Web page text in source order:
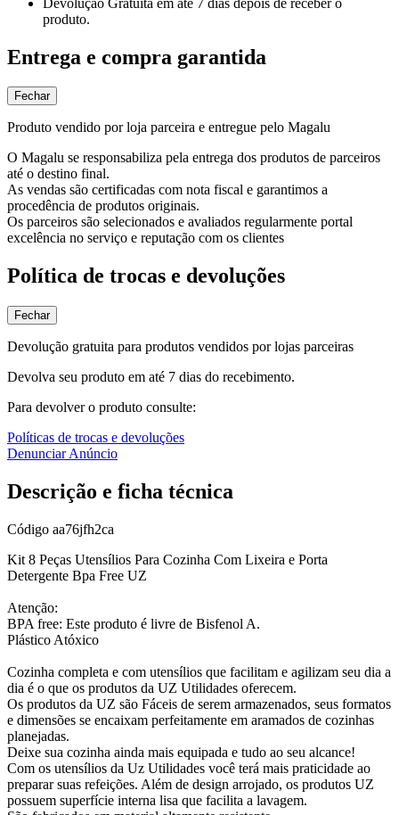
produto.
Entrega e compra garantida
Fechar
Produto vendido por loja parceira e entregue pelo Magalu
O Magalu se responsabiliza pela entrega dos produtos de parceiros
até o destino final.
As vendas são certificadas com nota fiscal e garantimos a
procedência de produtos originais.
Os parceiros são selecionados e avaliados regularmente portal
excelência no serviço e reputação com os clientes
Política de trocas e devoluções
Fechar
Devolução gratuita para produtos vendidos por lojas parceiras
Devolva seu produto em até 7 dias do recebimento.
Para devolver o produto consulte:
Políticas de trocas e devoluções
Denunciar Anúncio
Descrição e ficha técnica
Código aa76jfh2ca
Kit 8 Peças Utensílios Para Cozinha Com Lixeira e Porta
Detergente Bpa Free UZ
Atenção:
BPA free: Este produto é livre de Bisfenol A.
Plástico Atóxico
Cozinha completa e com utensílios que facilitam e agilizam seu dia a
dia é o que os produtos da UZ Utilidades oferecem.
Os produtos da UZ são Fáceis de serem armazenados, seus formatos
e dimensões se encaixam perfeitamente em aramados de cozinhas
planejadas.
Deixe sua cozinha ainda mais equipada e tudo ao seu alcance!
Com os utensílios da Uz Utilidades você terá mais praticidade ao
preparar suas refeições. Além de design arrojado, os produtos UZ
possuem superfície interna lisa que facilita a lavagem.